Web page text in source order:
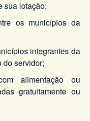
sua lotação;
os municípios da
integrantes da
do servidor;
alimentação ou
gratuitamente ou